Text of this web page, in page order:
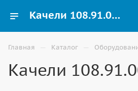
Качели 108.91.00 купить для детей уличные по доступной цене в Ставрополе
Главная — Каталог —
Качели